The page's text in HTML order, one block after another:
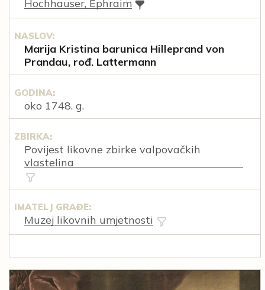
Hochhauser, Ephraim
NASLOV:
Marija Kristina barunica Hilleprand von
Prandau, rođ. Lattermann
GODINA:
oko 1748. g.
ZBIRKA:
Povijest likovne zbirke valpovačkih
vlastelina
IMATELJ GRAĐE:
Muzej likovnih umjetnosti